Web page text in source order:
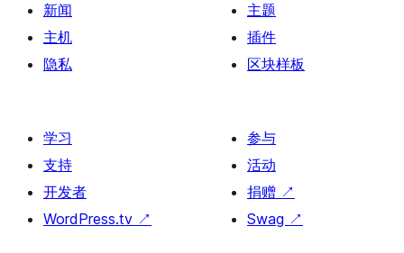
新闻
主机
隐私
主题
插件
区块样板
学习
支持
开发者
WordPress.tv ↗
参与
活动
捐赠 ↗
Swag ↗